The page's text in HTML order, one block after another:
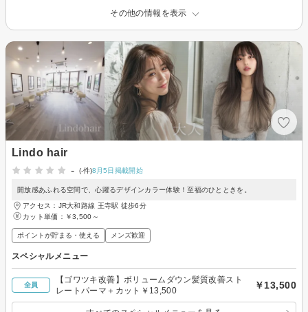
その他の情報を表示
Lindo hair
-
(-件)8月5日掲載開始
開放感あふれる空間で、心躍るデザインカラー体験！至福のひとときを。
アクセス：JR大和路線 王寺駅 徒歩6分
カット単価： ￥3,500～
ポイントが貯まる・使える メンズ歓迎
スペシャルメニュー
全員
【ゴワツキ改善】ボリュームダウン髪質改善スト
レートパーマ＋カット￥13,500
￥13,500